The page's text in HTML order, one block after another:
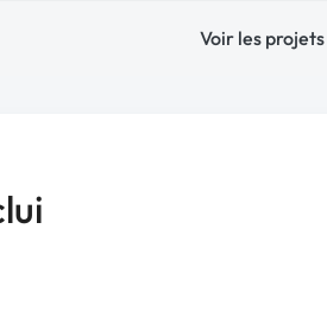
Voir les projets